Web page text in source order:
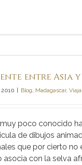
entre Asia
Blog, Madagascar,
poco conocido
de dibujos
que por cierto no
con la selva